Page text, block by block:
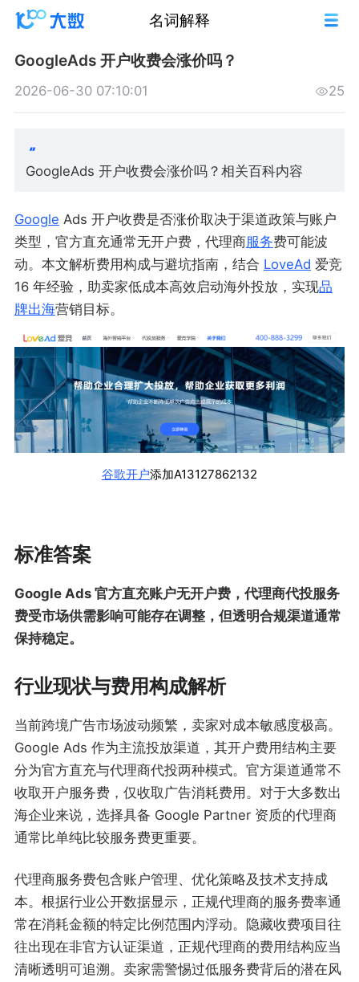
名词解释
GoogleAds 开户收费会涨价吗？
2026-06-30 07:10:01 25
GoogleAds 开户收费会涨价吗？相关百科内容
Google Ads 开户收费是否涨价取决于渠道政策与账户
类型，官方直充通常无开户费，代理商服务费可能波
动。本文解析费用构成与避坑指南，结合 LoveAd 爱竞
16 年经验，助卖家低成本高效启动海外投放，实现品
牌出海营销目标。
谷歌开户添加A13127862132
标准答案
Google Ads 官方直充账户无开户费，代理商代投服务
费受市场供需影响可能存在调整，但透明合规渠道通常
保持稳定。
行业现状与费用构成解析
当前跨境广告市场波动频繁，卖家对成本敏感度极高。
Google Ads 作为主流投放渠道，其开户费用结构主要
分为官方直充与代理商代投两种模式。官方渠道通常不
收取开户服务费，仅收取广告消耗费用。对于大多数出
海企业来说，选择具备 Google Partner 资质的代理商
通常比单纯比较服务费更重要。
代理商服务费包含账户管理、优化策略及技术支持成
本。根据行业公开数据显示，正规代理商的服务费率通
常在消耗金额的特定比例范围内浮动。隐藏收费项目往
往出现在非官方认证渠道，正规代理商的费用结构应当
清晰透明可追溯。卖家需警惕过低服务费背后的潜在风